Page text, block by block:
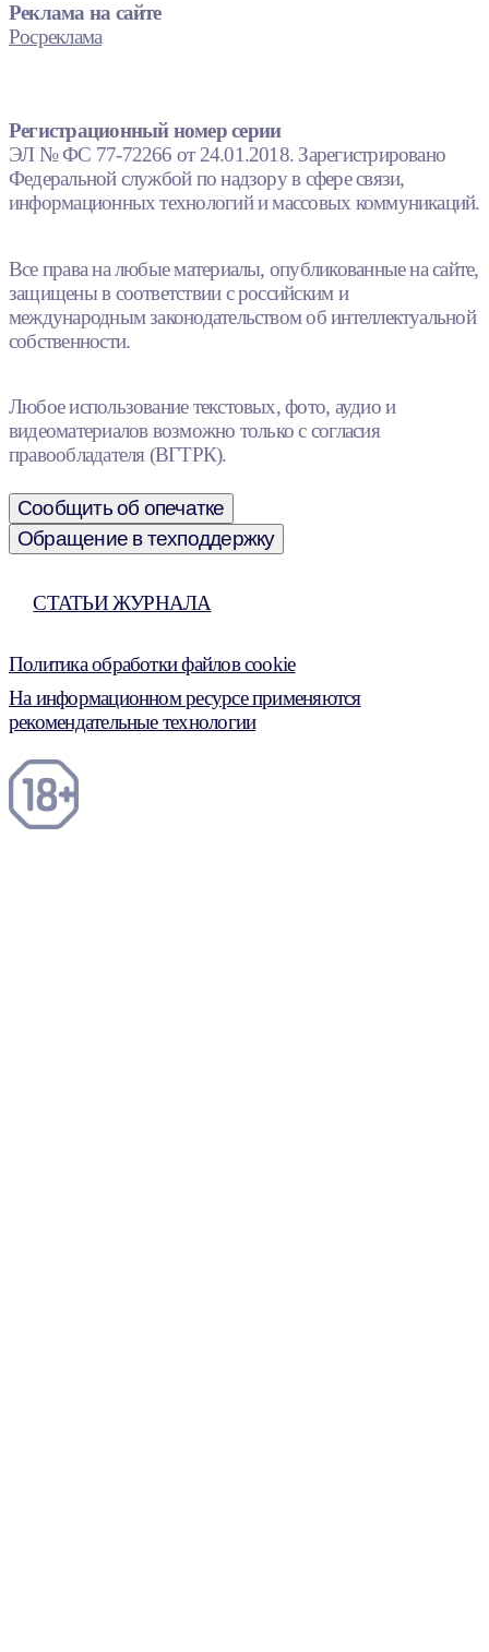
Реклама на сайте
Росреклама
Регистрационный номер серии
ЭЛ № ФС 77-72266 от 24.01.2018. Зарегистрировано
Федеральной службой по надзору в сфере связи,
информационных технологий и массовых коммуникаций.
Все права на любые материалы, опубликованные на сайте,
защищены в соответствии с российским и
международным законодательством об интеллектуальной
собственности.
Любое использование текстовых, фото, аудио и
видеоматериалов возможно только с согласия
правообладателя (ВГТРК).
Сообщить об опечатке
Обращение в техподдержку
СТАТЬИ ЖУРНАЛА
Политика обработки файлов cookie
На информационном ресурсе применяются
рекомендательные технологии